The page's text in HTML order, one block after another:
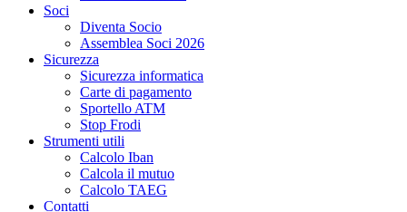
Soci
Diventa Socio
Assemblea Soci 2026
Sicurezza
Sicurezza informatica
Carte di pagamento
Sportello ATM
Stop Frodi
Strumenti utili
Calcolo Iban
Calcola il mutuo
Calcolo TAEG
Contatti